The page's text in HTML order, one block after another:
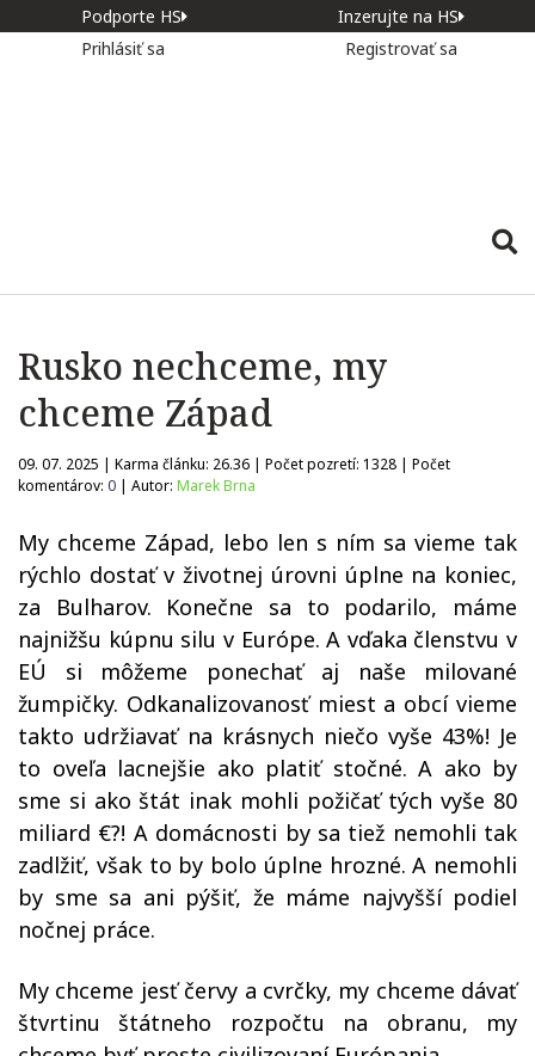
Podporte HS
Inzerujte na HS
Prihlásiť sa
Registrovať sa
Rusko nechceme, my
chceme Západ
09. 07. 2025 | Karma článku: 26.36 | Počet pozretí: 1328 | Počet
komentárov: 0 | Autor: Marek Brna
My chceme Západ, lebo len s ním sa vieme tak
rýchlo dostať v životnej úrovni úplne na koniec,
za Bulharov. Konečne sa to podarilo, máme
najnižšu kúpnu silu v Európe. A vďaka členstvu v
EÚ si môžeme ponechať aj naše milované
žumpičky. Odkanalizovanosť miest a obcí vieme
takto udržiavať na krásnych niečo vyše 43%! Je
to oveľa lacnejšie ako platiť stočné. A ako by
sme si ako štát inak mohli požičať tých vyše 80
miliard €?! A domácnosti by sa tiež nemohli tak
zadlžiť, však to by bolo úplne hrozné. A nemohli
by sme sa ani pýšiť, že máme najvyšší podiel
nočnej práce.
My chceme jesť červy a cvrčky, my chceme dávať
štvrtinu štátneho rozpočtu na obranu, my